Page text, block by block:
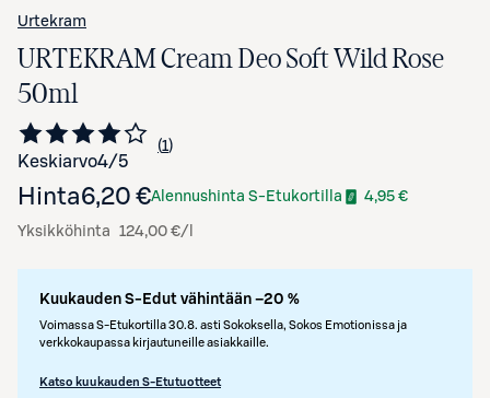
Urtekram
URTEKRAM Cream Deo Soft Wild Rose
50ml
Keskiarvo4/5 Siirry arvioihin
1
kappale
Hinta6,20 €Alennushinta S-Etukortilla 4,95 €
Yksikköhinta 124,00 €/l
Kuukauden S-Edut vähintään –20 %
Voimassa S-Etukortilla 30.8. asti Sokoksella, Sokos Emotionissa ja
verkkokaupassa kirjautuneille asiakkaille.
Katso kuukauden S-Etutuotteet